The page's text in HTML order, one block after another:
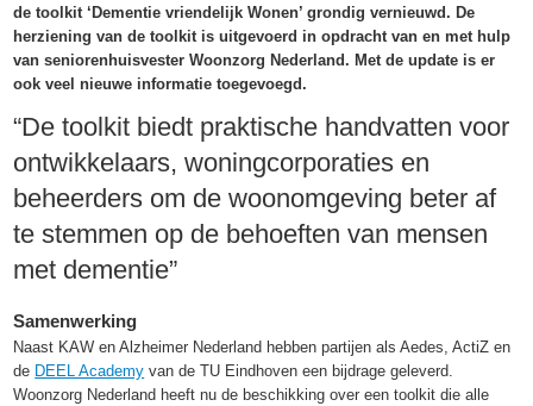
de toolkit ‘Dementie vriendelijk Wonen’ grondig vernieuwd. De
herziening van de toolkit is uitgevoerd in opdracht van en met hulp
van seniorenhuisvester Woonzorg Nederland. Met de update is er
ook veel nieuwe informatie toegevoegd.
“De toolkit biedt praktische handvatten voor
ontwikkelaars, woningcorporaties en
beheerders om de woonomgeving beter af
te stemmen op de behoeften van mensen
met dementie”
Samenwerking
Naast KAW en Alzheimer Nederland hebben partijen als Aedes, ActiZ en
de DEEL Academy van de TU Eindhoven een bijdrage geleverd.
Woonzorg Nederland heeft nu de beschikking over een toolkit die alle